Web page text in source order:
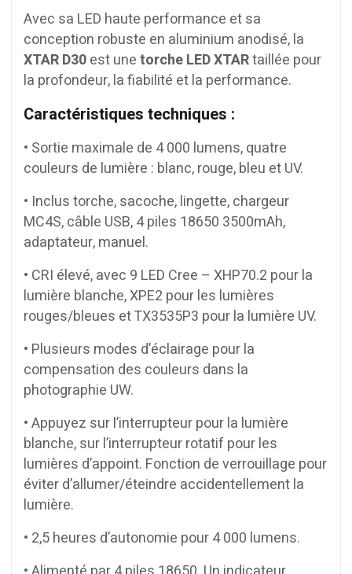
Avec sa LED haute performance et sa
conception robuste en aluminium anodisé, la
XTAR D30est unetorche LED XTARtaillée pour
la profondeur, la fiabilité et la performance.
Caractéristiques techniques :
• Sortie maximale de 4 000 lumens, quatre
couleurs de lumière : blanc, rouge, bleu et UV.
• Inclus torche, sacoche, lingette, chargeur
MC4S, câble USB, 4 piles 18650 3500mAh,
adaptateur, manuel.
• CRI élevé, avec 9 LED Cree – XHP70.2 pour la
lumière blanche, XPE2 pour les lumières
rouges/bleues et TX3535P3 pour la lumière UV.
• Plusieurs modes d’éclairage pour la
compensation des couleurs dans la
photographie UW.
• Appuyez sur l’interrupteur pour la lumière
blanche, sur l’interrupteur rotatif pour les
lumières d’appoint. Fonction de verrouillage pour
éviter d’allumer/éteindre accidentellement la
lumière.
• 2,5 heures d’autonomie pour 4 000 lumens.